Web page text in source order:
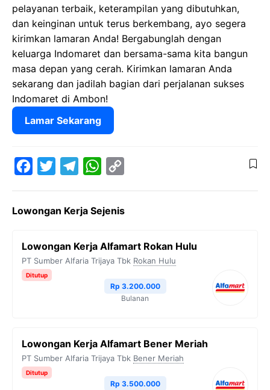
pelayanan terbaik, keterampilan yang dibutuhkan,
dan keinginan untuk terus berkembang, ayo segera
kirimkan lamaran Anda! Bergabunglah dengan
keluarga Indomaret dan bersama-sama kita bangun
masa depan yang cerah. Kirimkan lamaran Anda
sekarang dan jadilah bagian dari perjalanan sukses
Indomaret di Ambon!
Lamar Sekarang
t
e
s
n
Lowongan Kerja Sejenis
Lowongan Kerja Alfamart Rokan Hulu
PT Sumber Alfaria Trijaya Tbk Rokan Hulu
Ditutup
Rp 3.200.000
Bulanan
Lowongan Kerja Alfamart Bener Meriah
PT Sumber Alfaria Trijaya Tbk Bener Meriah
Ditutup
Rp 3.500.000